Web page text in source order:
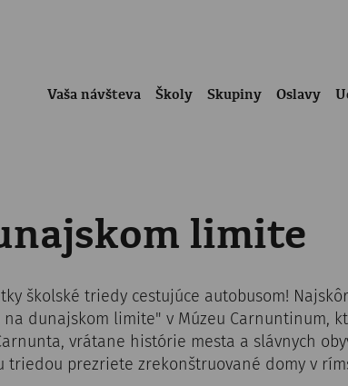
Vaša návšteva Školy Skupiny Oslavy
limite
školské triedy cestujúce autobusom!
na dunajskom limite" v Múzeu Carnuntinum,
vrátane histórie mesta a slávnych
triedou prezriete zrekonštruované domy v